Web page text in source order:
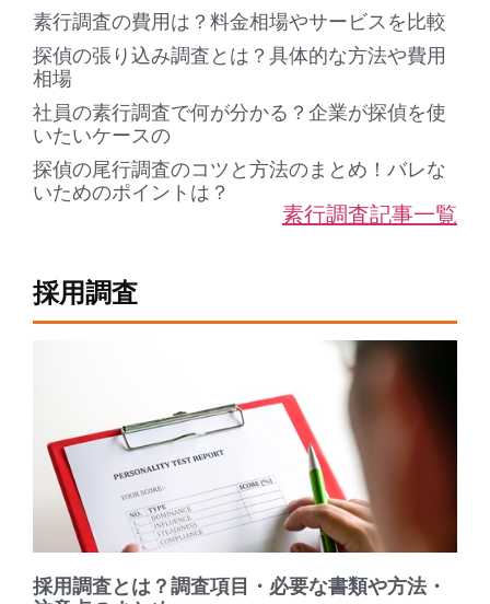
素行調査の費用は？料金相場やサービスを比較
探偵の張り込み調査とは？具体的な方法や費用
相場
社員の素行調査で何が分かる？企業が探偵を使
いたいケースの
探偵の尾行調査のコツと方法のまとめ！バレな
いためのポイントは？
素行調査記事一覧
採用調査
採用調査とは？調査項目・必要な書類や方法・